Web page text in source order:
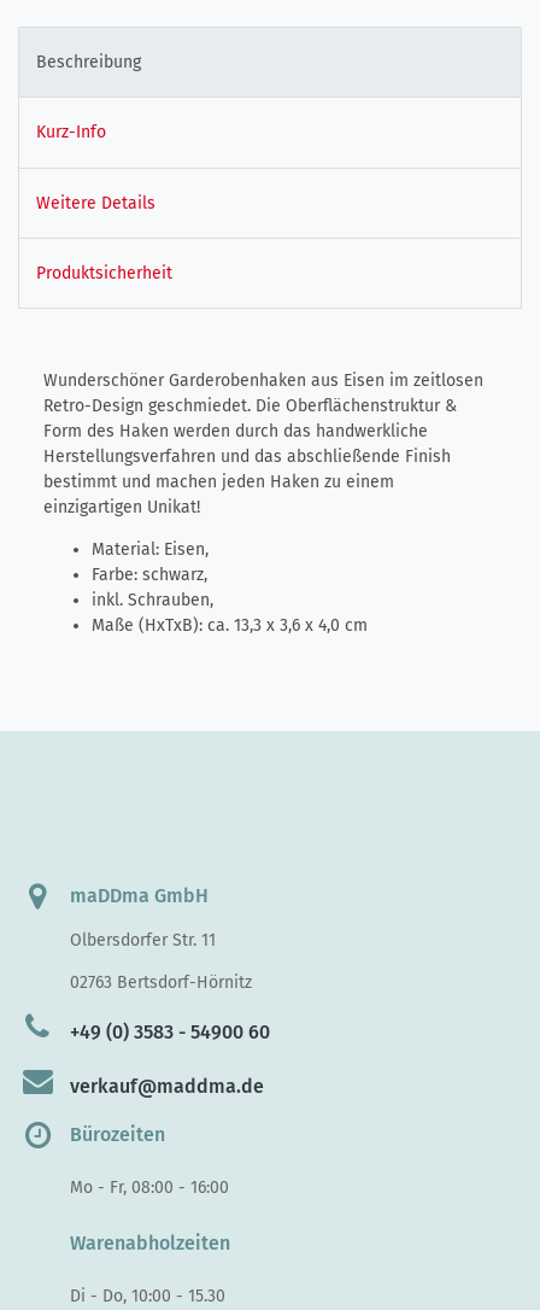
Beschreibung
Kurz-Info
Weitere Details
Produktsicherheit
Wunderschöner Garderobenhaken aus Eisen im zeitlosen
Retro-Design geschmiedet. Die Oberflächenstruktur &
Form des Haken werden durch das handwerkliche
Herstellungsverfahren und das abschließende Finish
bestimmt und machen jeden Haken zu einem
einzigartigen Unikat!
Material: Eisen,
Farbe: schwarz,
inkl. Schrauben,
Maße (HxTxB): ca. 13,3 x 3,6 x 4,0 cm
maDDma GmbH
Olbersdorfer Str. 11
02763 Bertsdorf-Hörnitz
+49 (0) 3583 - 54900 60
verkauf@maddma.de
Bürozeiten
Mo - Fr, 08:00 - 16:00
Warenabholzeiten
Di - Do, 10:00 - 15.30